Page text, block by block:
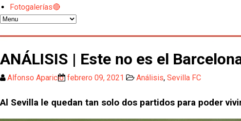
Fotogalerías🔴
ANÁLISIS | Este no es el
Alfonso Aparicio febrero 09, 2021 Análisis, Sevilla FC
Al Sevilla le quedan tan solo dos partidos para poder